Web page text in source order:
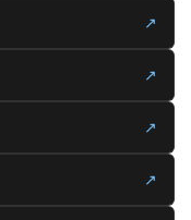
↗
↗
↗
↗